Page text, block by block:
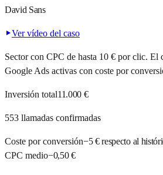
David Sans
Ver vídeo del caso
Sector con CPC de hasta 10 € por clic. El
Google Ads activas con coste por
Inversión total11.000 €
553 llamadas confirmadas
Coste por conversión−5 € respecto al
CPC medio−0,50 €